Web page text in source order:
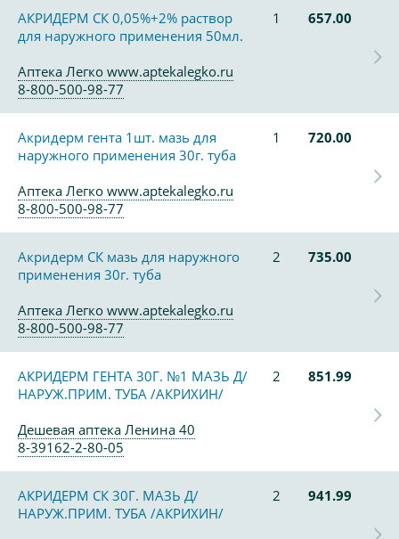
АКРИДЕРМ СК 0,05%+2% раствор
для наружного применения 50мл.
1 657.00
Аптека Легко www.aptekalegko.ru
8-800-500-98-77
Акридерм гента 1шт. мазь для
наружного применения 30г. туба
1 720.00
Аптека Легко www.aptekalegko.ru
8-800-500-98-77
Акридерм СК мазь для наружного
применения 30г. туба
2 735.00
Аптека Легко www.aptekalegko.ru
8-800-500-98-77
АКРИДЕРМ ГЕНТА 30Г. №1 МАЗЬ Д/
НАРУЖ.ПРИМ. ТУБА /АКРИХИН/
2 851.99
Дешевая аптека Ленина 40
8-39162-2-80-05
АКРИДЕРМ СК 30Г. МАЗЬ Д/
НАРУЖ.ПРИМ. ТУБА /АКРИХИН/
2 941.99